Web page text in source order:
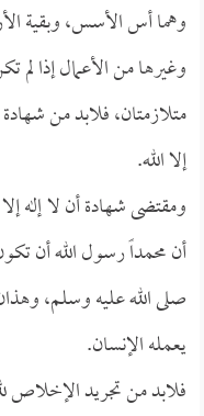
وهما أس الأسس، وبقية
وغيرها من الأعمال إذا لم
متلازمتان، فلابد من
إلا الله.
ومقتضى شهادة أن لا إله
أن محمداً رسول الله أن
صلى الله عليه وسلم،
يعمله الإنسان.
فلابد من تجريد الإخلاص